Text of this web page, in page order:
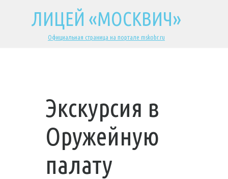
ЛИЦЕЙ «МОСКВИЧ»
Официальная страница на портале mskobr.ru
Экскурсия в
Оружейную
палату